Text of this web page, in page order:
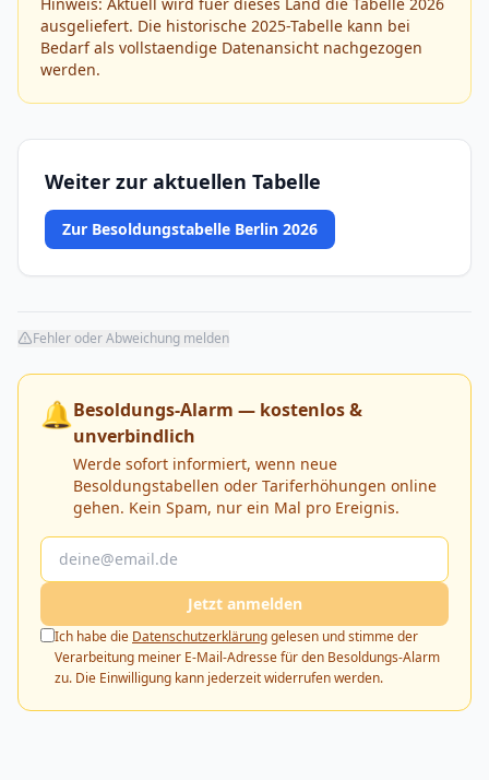
ausgeliefert. Die historische 2025-Tabelle kann bei
Bedarf als vollstaendige Datenansicht nachgezogen
werden.
Weiter zur aktuellen Tabelle
Zur Besoldungstabelle Berlin 2026
Fehler oder Abweichung melden
🔔Besoldungs-Alarm — kostenlos &
unverbindlich
Werde sofort informiert, wenn neue
Besoldungstabellen oder Tariferhöhungen online
gehen. Kein Spam, nur ein Mal pro Ereignis.
Jetzt anmelden
Ich habe die Datenschutzerklärunggelesen und stimme der
Verarbeitung meiner E-Mail-Adresse für den Besoldungs-Alarm
zu. Die Einwilligung kann jederzeit widerrufen werden.